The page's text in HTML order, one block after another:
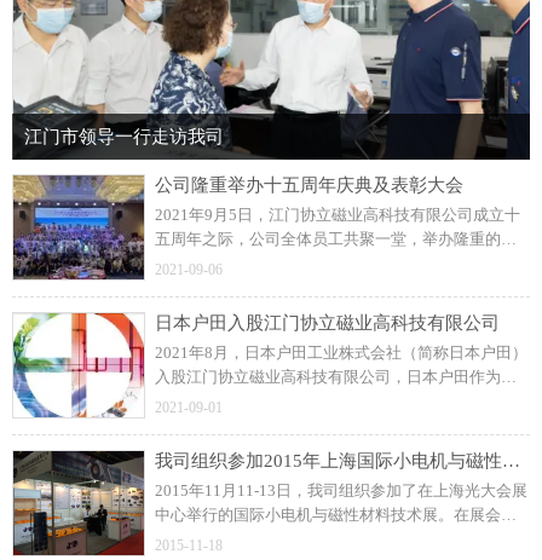
江门市领导一行走访我司
公司隆重举办十五周年庆典及表彰大会
2021年9月5日，江门协立磁业高科技有限公司成立十
五周年之际，公司全体员工共聚一堂，举办隆重的周
年庆典及表彰大会！展望未来，协立公司更加坚定信
2021-09-06
日本户田入股江门协立磁业高科技有限公司
2021年8月，日本户田工业株式会社（简称日本户田）
入股江门协立磁业高科技有限公司，日本户田作为公
司磁粒料的供应商，此前建立了良好的长期合作关
2021-09-01
我司组织参加2015年上海国际小电机与磁性材料技术展
2015年11月11-13日，我司组织参加了在上海光大会展
中心举行的国际小电机与磁性材料技术展。在展会
上，我司与众多国内外汽车零部件、工业控制类和家
2015-11-18